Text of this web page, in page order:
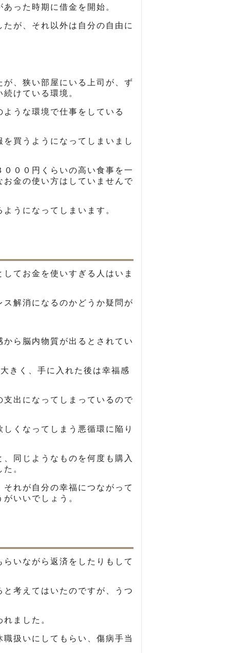
った時期に借金を開始。
が、それ以外は自分の自由に
、狭い部屋にいる上司が、ず
けている環境。
うな環境で仕事をしている
買うようになってしまいまし
００円くらいの高い食事を一
金の使い方はしていませんで
うになってしまいます。
てお金を使いすぎる人はいま
解消になるのかどうか疑問が
ら脳内物質が出るとされてい
きく、手に入れた後は幸福感
出になってしまっているので
くなってしまう悪循環に陥り
同じようなものを何度も購入
。
れが自分の幸福につながって
いいでしょう。
いながら返済をしたりもして
考えてはいたのですが、うつ
ました。
扱いにしてもらい、傷病手当